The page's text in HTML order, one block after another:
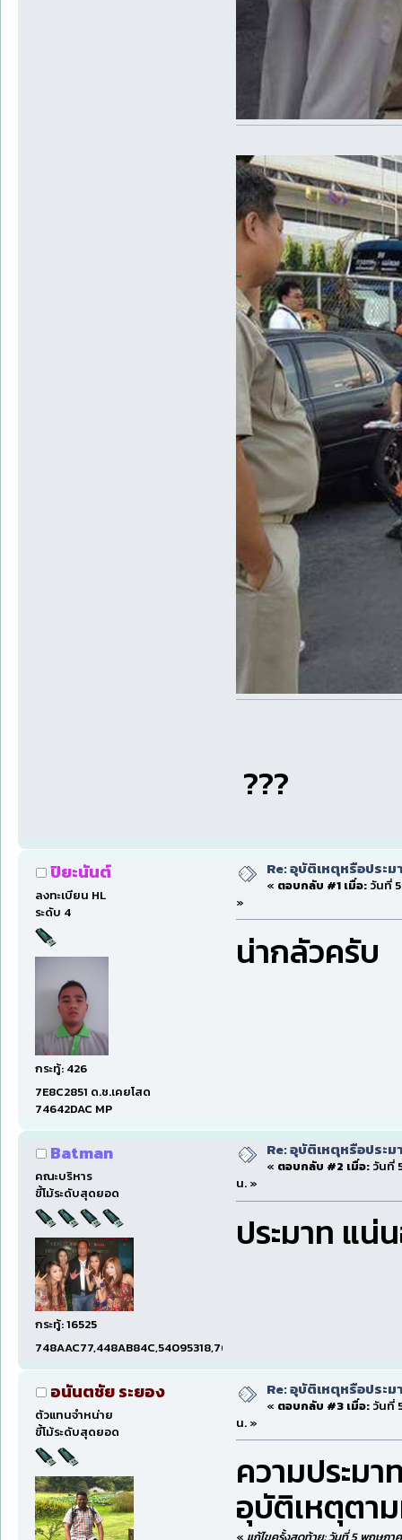
???
ปิยะนันต์
ลงทะเบียน HL
ระดับ 4
กระทู้: 426
7E8C2851 ด.ช.เคยโสด
74642DAC MP
Re: อุบัติเหตุหรือประม
« ตอบกลับ #1 เมื่อ:วันที่ 5
»
น่ากลัวครับ
Batman
คณะบริหาร
ขี้โม้ระดับสุดยอด
กระทู้: 16525
748AAC77,448AB84C,54095318,7660DAE5,97606B15,47C5E
Re: อุบัติเหตุหรือประม
« ตอบกลับ #2 เมื่อ:วันที่
น. »
ประมาท แน่
อนันตชัย ระยอง
ตัวแทนจำหน่าย
ขี้โม้ระดับสุดยอด
Re: อุบัติเหตุหรือประม
« ตอบกลับ #3 เมื่อ:วันที่
น. »
ความประมา
อุบัติเหตุตา